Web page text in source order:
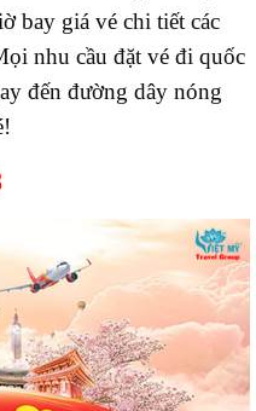
bay giá vé chi tiết các
nhu cầu đặt vé đi quốc
đến đường dây nóng